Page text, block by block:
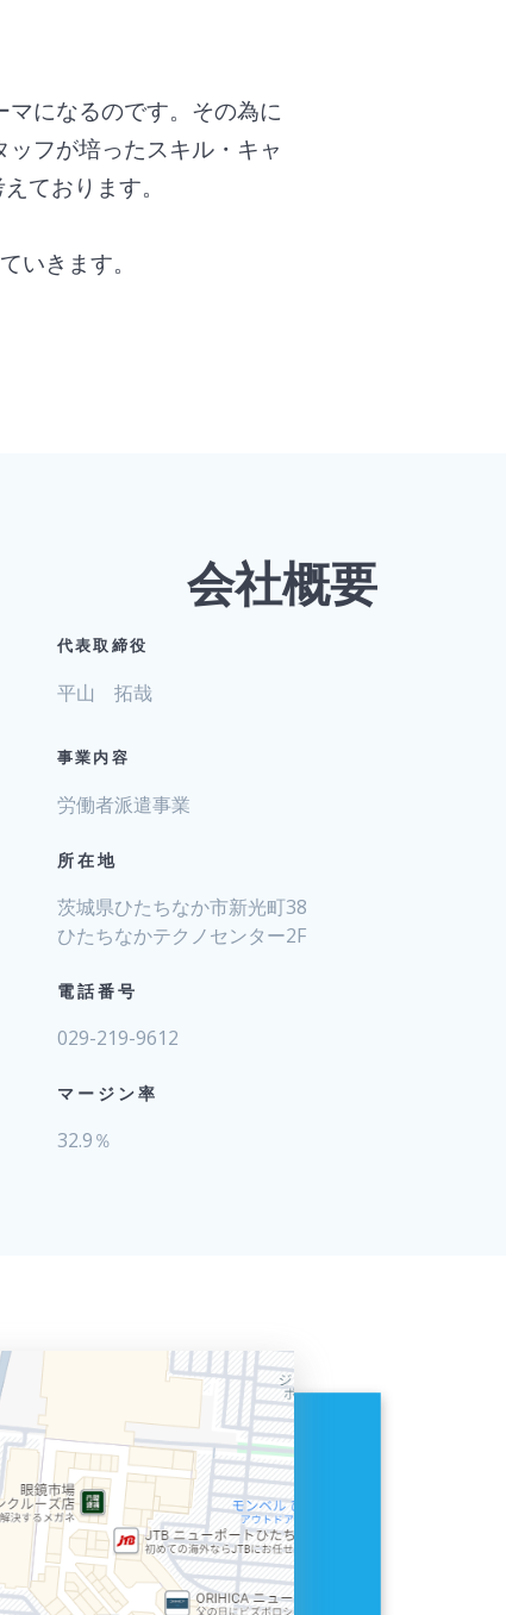
になるのです。その為に
フが培ったスキル・キャ
ております。
いきます。
会社概要
代表取締役
平山 拓哉
事業内容
労働者派遣事業
所在地
茨城県ひたちなか市新光町38
ひたちなかテクノセンター2F
電話番号
029-219-9612
マージン率
32.9％